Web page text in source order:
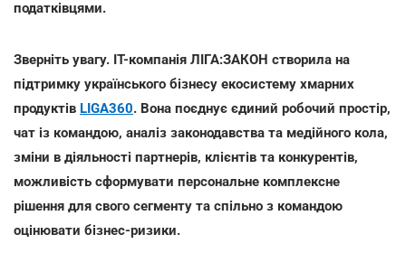
податківцями.
Зверніть увагу. IT-компанія ЛІГА:ЗАКОН створила на
підтримку українського бізнесу екосистему хмарних
продуктів LIGA360. Вона поєднує єдиний робочий простір,
чат із командою, аналіз законодавства та медійного кола,
зміни в діяльності партнерів, клієнтів та конкурентів,
можливість сформувати персональне комплексне
рішення для свого сегменту та спільно з командою
оцінювати бізнес-ризики.